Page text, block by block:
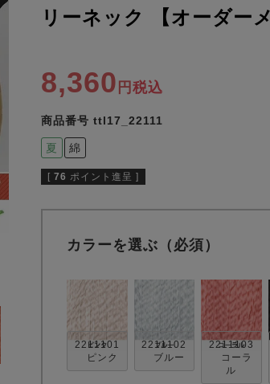
リーネック 【オーダー
8,360 税込
商品番号 ttl17_22111
夏 綿
[ 76 ポイント進呈 ]
カラーを選ぶ（必須）
2211101
ピンク
2211102
ブルー
2211103
コーラ
ル